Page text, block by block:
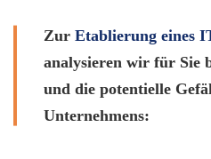
Zur Etablierung eines
analysieren wir für Sie
und die potentielle
Unternehmens: